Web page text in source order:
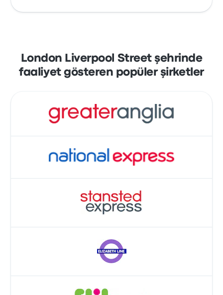
Mastercard, Visa, Amex ve diğerleri gibi
başlıca kredi kartlarından biri veya Apple Pay
ve Google Pay gibi hizmetlerle ödeme
London Liverpool Street şehrinde
faaliyet gösteren popüler şirketler